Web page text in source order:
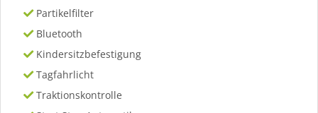
Partikelfilter
Bluetooth
Kindersitzbefestigung
Tagfahrlicht
Traktionskontrolle